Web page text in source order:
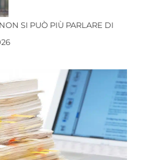
SI PUÒ PIÙ PARLARE DI